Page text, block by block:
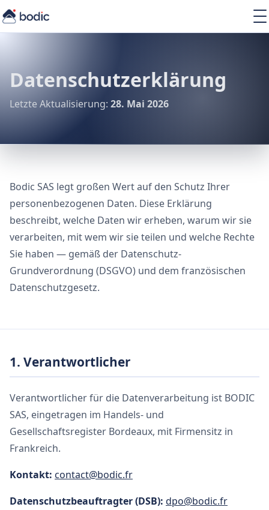
Learning
Über uns
Ressourcen
Datenschutzerklärung
Letzte Aktualisierung: 28. Mai 2026
Bodic SAS legt großen Wert auf den Schutz Ihrer
personenbezogenen Daten. Diese Erklärung
beschreibt, welche Daten wir erheben, warum wir sie
verarbeiten, mit wem wir sie teilen und welche Rechte
Sie haben — gemäß der Datenschutz-
Grundverordnung (DSGVO) und dem französischen
Datenschutzgesetz.
1. Verantwortlicher
Verantwortlicher für die Datenverarbeitung ist BODIC
SAS, eingetragen im Handels- und
Gesellschaftsregister Bordeaux, mit Firmensitz in
Frankreich.
Kontakt: contact@bodic.fr
Datenschutzbeauftragter (DSB): dpo@bodic.fr